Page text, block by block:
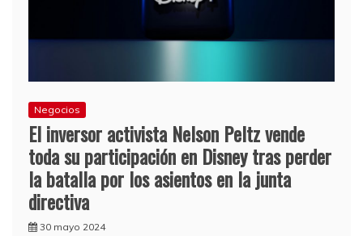
Negocios
El inversor activista Nelson Peltz vende
toda su participación en Disney tras perder
la batalla por los asientos en la junta
directiva
30 mayo 2024